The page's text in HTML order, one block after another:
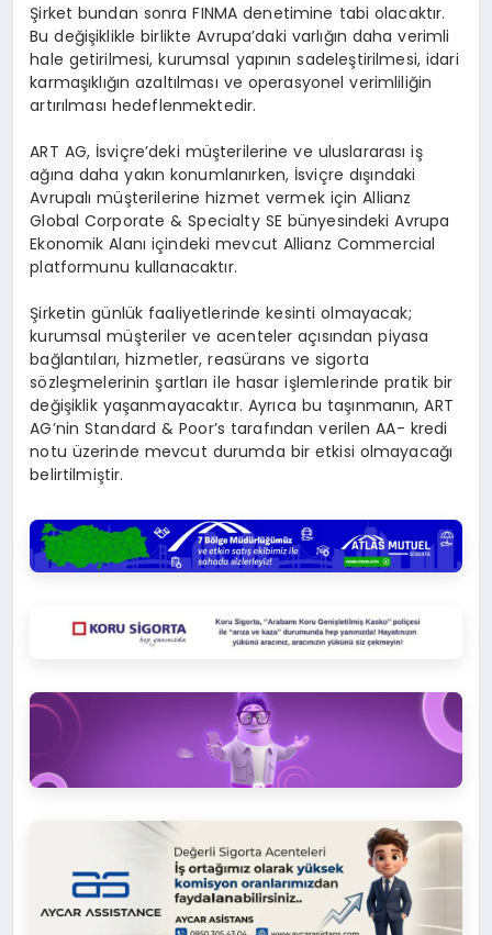
Şirket bundan sonra FINMA denetimine tabi olacaktır.
Bu değişiklikle birlikte Avrupa’daki varlığın daha verimli
hale getirilmesi, kurumsal yapının sadeleştirilmesi, idari
karmaşıklığın azaltılması ve operasyonel verimliliğin
artırılması hedeflenmektedir.
ART AG, İsviçre’deki müşterilerine ve uluslararası iş
ağına daha yakın konumlanırken, İsviçre dışındaki
Avrupalı müşterilerine hizmet vermek için Allianz
Global Corporate & Specialty SE bünyesindeki Avrupa
Ekonomik Alanı içindeki mevcut Allianz Commercial
platformunu kullanacaktır.
Şirketin günlük faaliyetlerinde kesinti olmayacak;
kurumsal müşteriler ve acenteler açısından piyasa
bağlantıları, hizmetler, reasürans ve sigorta
sözleşmelerinin şartları ile hasar işlemlerinde pratik bir
değişiklik yaşanmayacaktır. Ayrıca bu taşınmanın, ART
AG’nin Standard & Poor’s tarafından verilen AA- kredi
notu üzerinde mevcut durumda bir etkisi olmayacağı
belirtilmiştir.